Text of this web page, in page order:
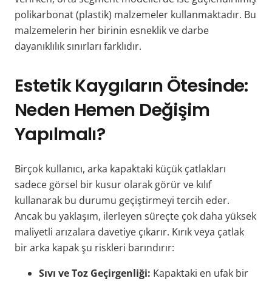
polikarbonat (plastik) malzemeler kullanmaktadır. Bu
malzemelerin her birinin esneklik ve darbe
dayanıklılık sınırları farklıdır.
Estetik Kaygıların Ötesinde:
Neden Hemen Değişim
Yapılmalı?
Birçok kullanıcı, arka kapaktaki küçük çatlakları
sadece görsel bir kusur olarak görür ve kılıf
kullanarak bu durumu geçiştirmeyi tercih eder.
Ancak bu yaklaşım, ilerleyen süreçte çok daha yüksek
maliyetli arızalara davetiye çıkarır. Kırık veya çatlak
bir arka kapak şu riskleri barındırır:
Sıvı ve Toz Geçirgenliği: Kapaktaki en ufak bir